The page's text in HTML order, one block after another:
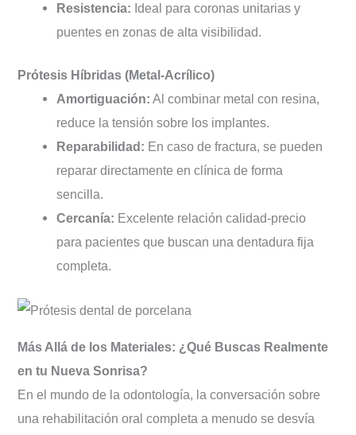
Resistencia: Ideal para coronas unitarias y
puentes en zonas de alta visibilidad.
Prótesis Híbridas (Metal-Acrílico)
Amortiguación: Al combinar metal con resina,
reduce la tensión sobre los implantes.
Reparabilidad: En caso de fractura, se pueden
reparar directamente en clínica de forma
sencilla.
Cercanía: Excelente relación calidad-precio
para pacientes que buscan una dentadura fija
completa.
Más Allá de los Materiales: ¿Qué Buscas Realmente
en tu Nueva Sonrisa?
En el mundo de la odontología, la conversación sobre
una rehabilitación oral completa a menudo se desvía